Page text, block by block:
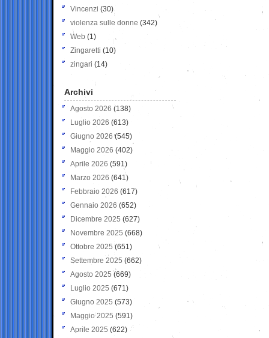
Vincenzi (30)
violenza sulle donne (342)
Web (1)
Zingaretti (10)
zingari (14)
Archivi
Agosto 2026 (138)
Luglio 2026 (613)
Giugno 2026 (545)
Maggio 2026 (402)
Aprile 2026 (591)
Marzo 2026 (641)
Febbraio 2026 (617)
Gennaio 2026 (652)
Dicembre 2025 (627)
Novembre 2025 (668)
Ottobre 2025 (651)
Settembre 2025 (662)
Agosto 2025 (669)
Luglio 2025 (671)
Giugno 2025 (573)
Maggio 2025 (591)
Aprile 2025 (622)